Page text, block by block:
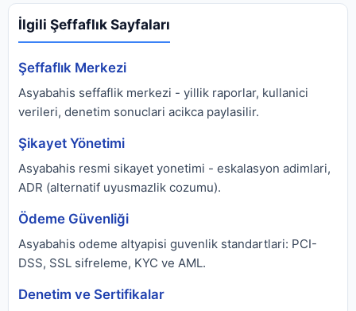
İlgili Şeffaflık Sayfaları
Şeffaflık Merkezi
Asyabahis seffaflik merkezi - yillik raporlar, kullanici
verileri, denetim sonuclari acikca paylasilir.
Şikayet Yönetimi
Asyabahis resmi sikayet yonetimi - eskalasyon adimlari,
ADR (alternatif uyusmazlik cozumu).
Ödeme Güvenliği
Asyabahis odeme altyapisi guvenlik standartlari: PCI-
DSS, SSL sifreleme, KYC ve AML.
Denetim ve Sertifikalar